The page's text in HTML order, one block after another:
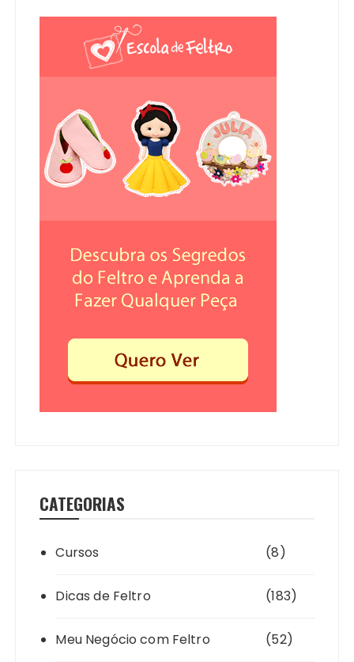
CATEGORIAS
Cursos (8)
Dicas de Feltro (183)
Meu Negócio com Feltro (52)